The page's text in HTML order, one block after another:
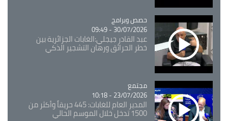
Catégorie
حصص وبرامج
30/07/2026 - 09:49
عبد القادر جيجلي:الغابات الجزائرية بين
خطر الحرائق ورهان التشجير الذكي
Catégorie
مجتمع
23/07/2026 - 10:18
المدير العام للغابات: 445 حريقاً وأكثر من
1500 تدخل خلال الموسم الحالي